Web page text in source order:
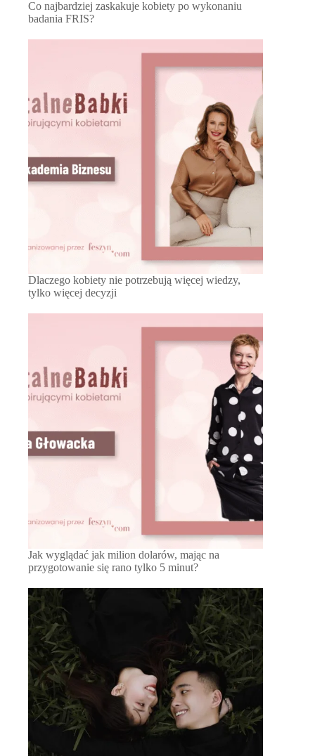
Co najbardziej zaskakuje kobiety po wykonaniu
badania FRIS?
Dlaczego kobiety nie potrzebują więcej wiedzy,
tylko więcej decyzji
Jak wyglądać jak milion dolarów, mając na
przygotowanie się rano tylko 5 minut?